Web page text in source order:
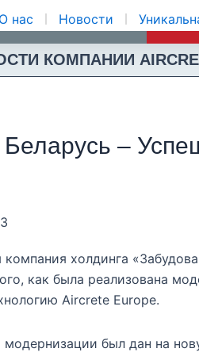
О нас Новости
КОМПАНИИ
Беларусь –
холдинга
как была реализована
Aircrete Europe.
был дан на